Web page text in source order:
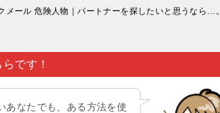
メール 危険人物｜パートナーを探したいと思うなら…。
です！
あなたでも、ある方法を使